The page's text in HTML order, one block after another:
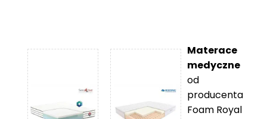
Materace
medyczne
od
producenta
Foam Royal